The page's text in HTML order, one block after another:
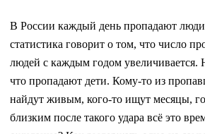
В России каждый день пропадают
статистика говорит о том, что число
людей с каждым годом увеличивается.
что пропадают дети. Кому-то из
найдут живым, кого-то ищут месяцы,
близким после такого удара всё это